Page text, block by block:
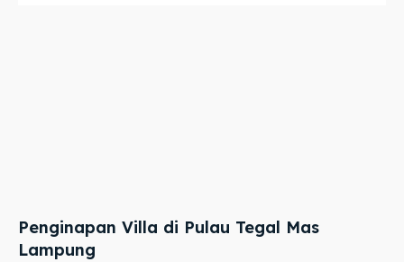
Penginapan Villa di Pulau Tegal Mas
Lampung